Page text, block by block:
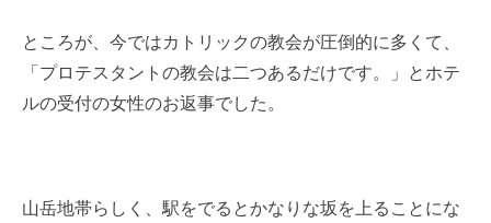
ところが、今ではカトリックの教会が圧倒的に多くて、
「プロテスタントの教会は二つあるだけです。」とホテ
ルの受付の女性のお返事でした。
山岳地帯らしく、駅をでるとかなりな坂を上ることにな